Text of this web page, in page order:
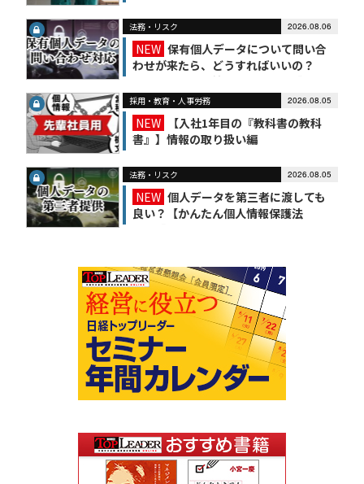
法務・リスク 2026.08.06
NEW 保有個人データについて問い合
わせが来たら、どうすればいいの？
【かんたん個人情報保護法（7）】
採用・教育・人事労務 2026.08.05
NEW
【入社1年目の『教科書の教科
書』】情報の取り扱い編
法務・リスク 2026.08.05
NEW 個人データを第三者に渡しても
良い？【かんたん個人情報保護法